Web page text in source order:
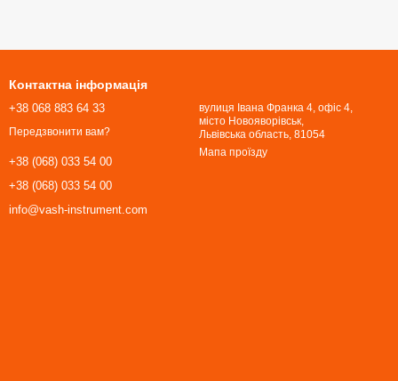
Контактна інформація
+38 068 883 64 33
Передзвонити вам?
+38 (068) 033 54 00
+38 (068) 033 54 00
info@vash-instrument.com
вулиця Івана Франка 4, офіс 4,
місто Новояворівськ,
Львівська область, 81054​​​​​​​
Мапа проїзду